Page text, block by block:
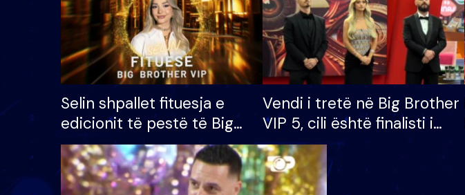
Selin shpallet fituesja e
edicionit të pestë të Big
Brother VIP, rrëmben
çmimin e madh prej 100
mijë eurosh
Vendi i tretë në Big Brother
VIP 5, cili është finalisti i
radhës që lë shtëpinë